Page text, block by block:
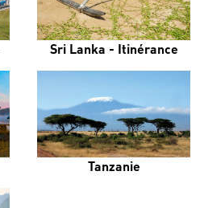
Sri Lanka - Itinérance
Tanzanie